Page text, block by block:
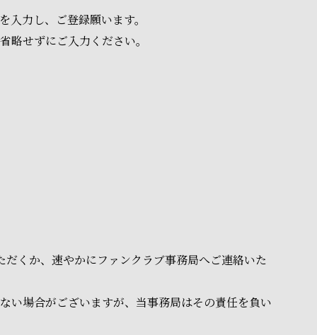
力し、ご登録願います。
せずにご入力ください。
くか、速やかにファンクラブ事務局へご連絡いた
い場合がございますが、当事務局はその責任を負い